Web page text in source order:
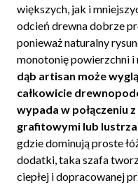
większych, jak i
odcień drewna dobrze
ponieważ naturalny
monotonię powierzchni i
dąb artisan może
całkowicie
wypada w połączeniu
grafitowymi lub
gdzie dominują proste
dodatki, taka szafa
ciepłej i dopracowanej